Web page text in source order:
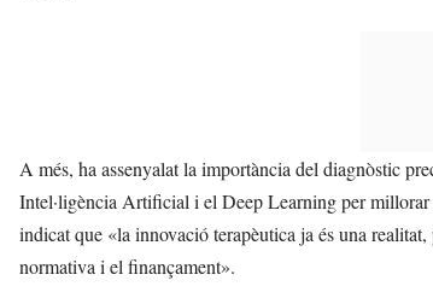
A més, ha assenyalat la importància del diagnòstic
Intel·ligència Artificial i el Deep Learning per
indicat que «la innovació terapèutica ja és una
normativa i el finançament».